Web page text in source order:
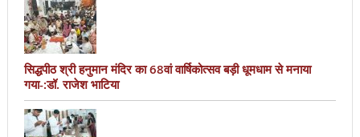
सिद्धपीठ श्री हनुमान मंदिर का 68वां वार्षिकोत्सव बड़ी धूमधाम से मनाया
गया-:डॉ. राजेश भाटिया